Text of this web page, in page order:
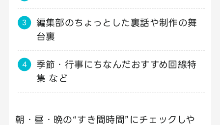
編集部のちょっとした裏話や制作の舞
台裏
季節・行事にちなんだおすすめ回線特
集 など
朝・昼・晩の“すき間時間”にチェックしや